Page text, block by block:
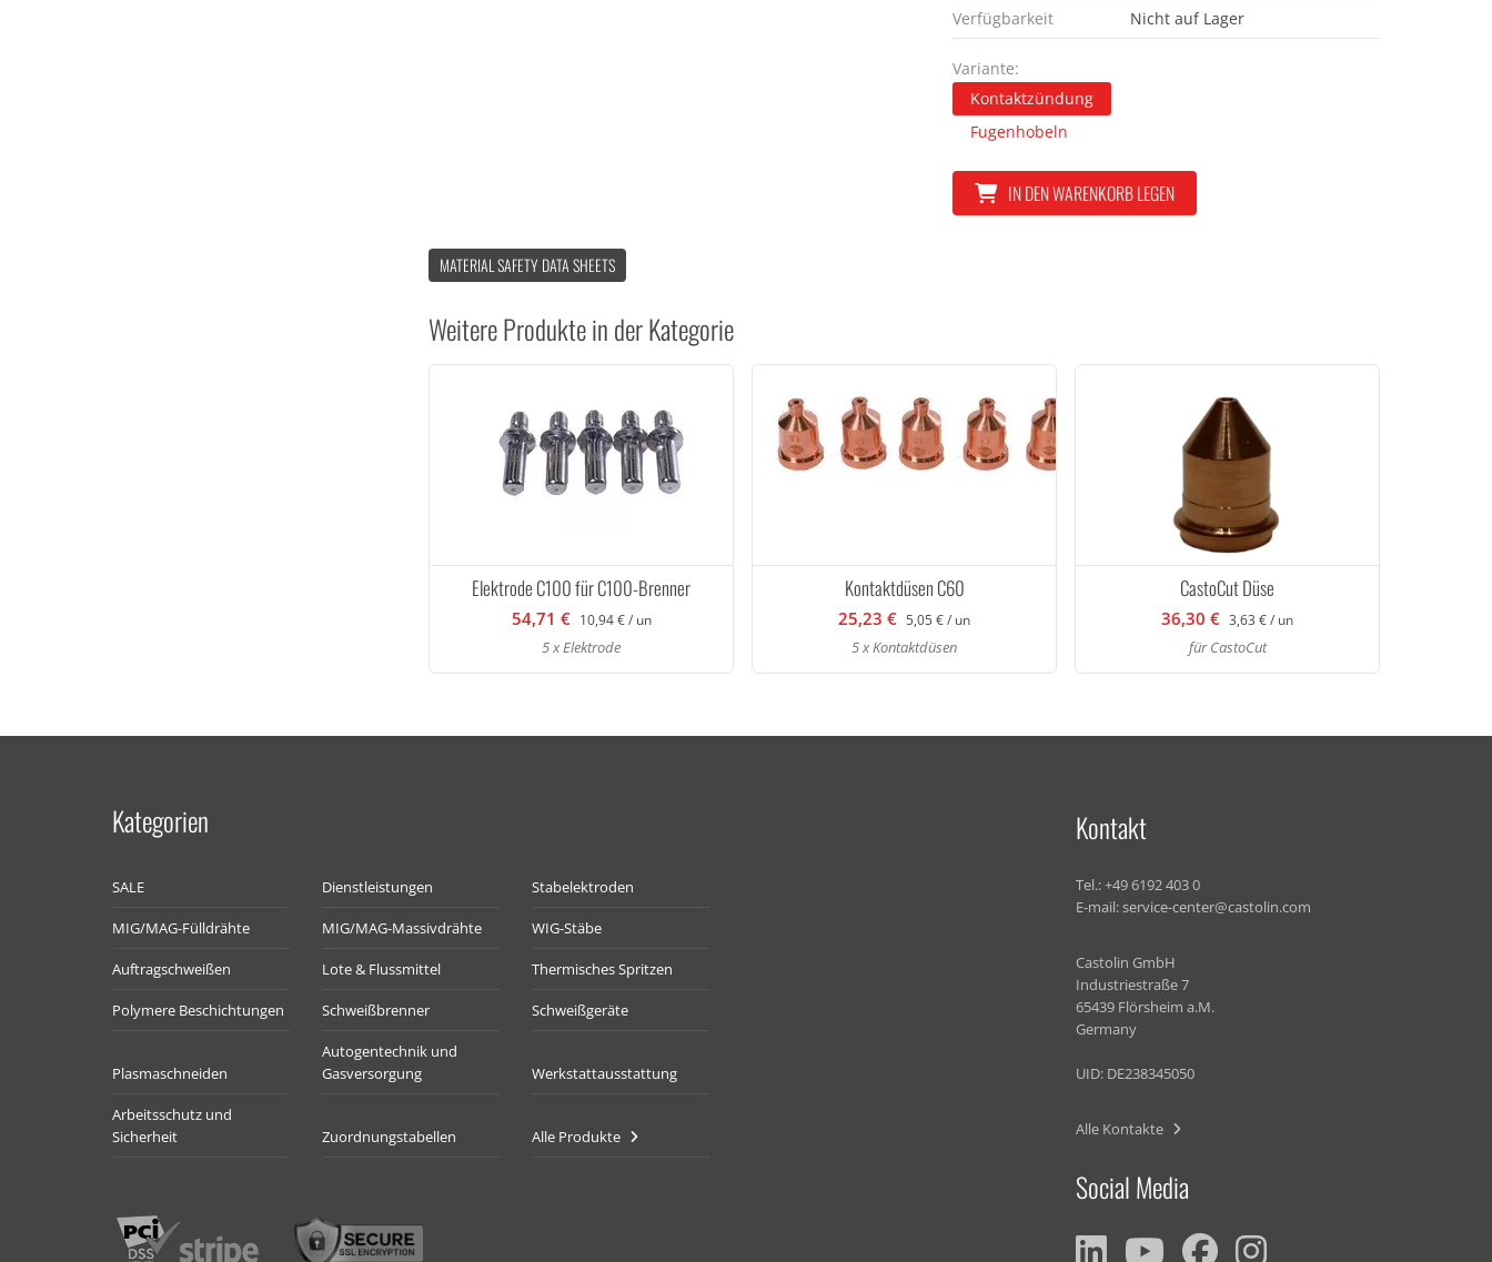
Verfügbarkeit Nicht auf Lager
Variante:
Kontaktzündung
Fugenhobeln
IN DEN WARENKORB LEGEN
MATERIAL SAFETY DATA SHEETS
Weitere Produkte in der Kategorie
Elektrode C100 für C100-Brenner
54,71 € 10,94 € / un
5 x Elektrode
Kontaktdüsen C60
25,23 € 5,05 € / un
5 x Kontaktdüsen
CastoCut Düse
36,30 € 3,63 € / un
für CastoCut
Kategorien
SALE Dienstleistungen Stabelektroden
MIG/MAG-Fülldrähte MIG/MAG-Massivdrähte WIG-Stäbe
Auftragschweißen Lote & Flussmittel Thermisches Spritzen
Polymere Beschichtungen Schweißbrenner Schweißgeräte
Plasmaschneiden
Autogentechnik und
Gasversorgung
Werkstattausstattung
Arbeitsschutz und
Sicherheit
Zuordnungstabellen Alle Produkte
Kontakt
Tel.:+49 6192 403 0
E-mail:service-center@castolin.com
Castolin GmbH
Industriestraße 7
65439 Flörsheim a.M.
Germany
UID: DE238345050
Alle Kontakte
Social Media